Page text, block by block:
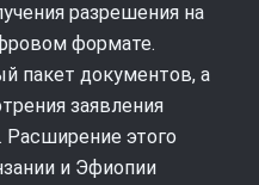
разрешения на
формате.
пакет документов, а
заявления
Расширение этого
и Эфиопии